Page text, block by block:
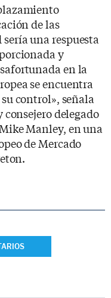
de las
una respuesta
y
en la
se encuentra
control», señala
delegado
Manley, en una
de Mercado